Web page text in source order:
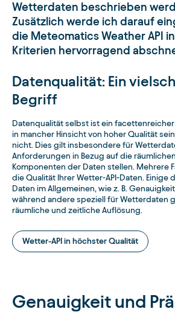
Wetterdaten beschrieben
Zusätzlich werde ich darauf
die Meteomatics Weather API
Kriterien hervorragend
Datenqualität: Ein
Begriff
Datenqualität selbst ist ein facettenreicher
in mancher Hinsicht von hoher Qualität
nicht. Dies gilt insbesondere für
Anforderungen in Bezug auf die
Komponenten der Daten stellen. Mehrere
die Qualität Ihrer Wetter-API-Daten. Einige
Daten im Allgemeinen, wie z. B.
während andere speziell für Wetterdaten
räumliche und zeitliche Auflösung.
Wetter-API in höchster Qualität
Genauigkeit und